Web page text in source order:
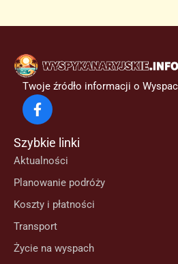
Twoje źródło informacji o
Szybkie linki
Aktualności
Planowanie podróży
Koszty i płatności
Transport
Życie na wyspach